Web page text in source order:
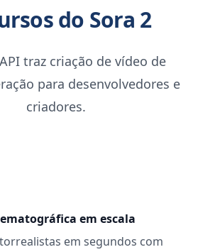
do Sora 2
traz criação de vídeo de
para desenvolvedores e
criadores.
em escala
em segundos com